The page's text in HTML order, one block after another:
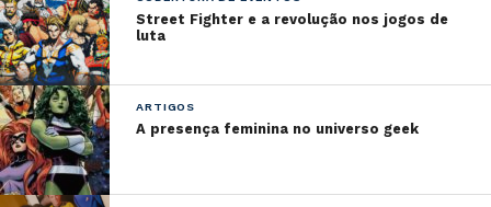
Automata.
Como é de conhecimento geral, Nier: Automata foi
lançado em 2017 pelaSquare Enix. Com direção de
Yoko Taro, o jogo conquistou muitos jogadores ao
redor do globo.
Street Fighter e a revolução nos jogos de
luta
ARTIGOS
A presença feminina no universo geek